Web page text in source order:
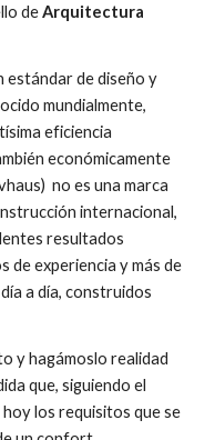
deArquitectura
estándar de diseño y
mundialmente,
eficiencia
económicamente
no es una marca
internacional,
resultados
de experiencia y más de
a día, construidos
y hagámoslo realidad
que, siguiendo el
los requisitos que se